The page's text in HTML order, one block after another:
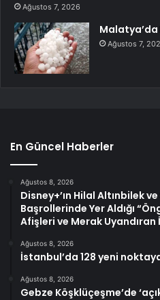
Ağustos 7, 2026
Malatya’da
Ağustos 7,
En Güncel Haberler
Ağustos 8, 2026
Disney+’ın Hilal Altınbilek
Başrollerinde Yer Aldığı
Afişleri ve Merak Uyandıran
Ağustos 8, 2026
İstanbul’da 128 yeni
Ağustos 8, 2026
Gebze Köşklüçeşme’de